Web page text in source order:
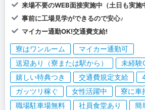
来場不要のWEB面接実施中（土日も実施
事前に工場見学ができるので安心♪
マイカー通勤OK!交通費支給!
寮はワンルーム
マイカー通勤可
送迎あり（寮または駅から）
未経験
嬉しい特典つき
交通費規定支給
ガッツリ稼ぐ
女性活躍中
寮に車
職場駐車場無料
社員食堂あり 簡